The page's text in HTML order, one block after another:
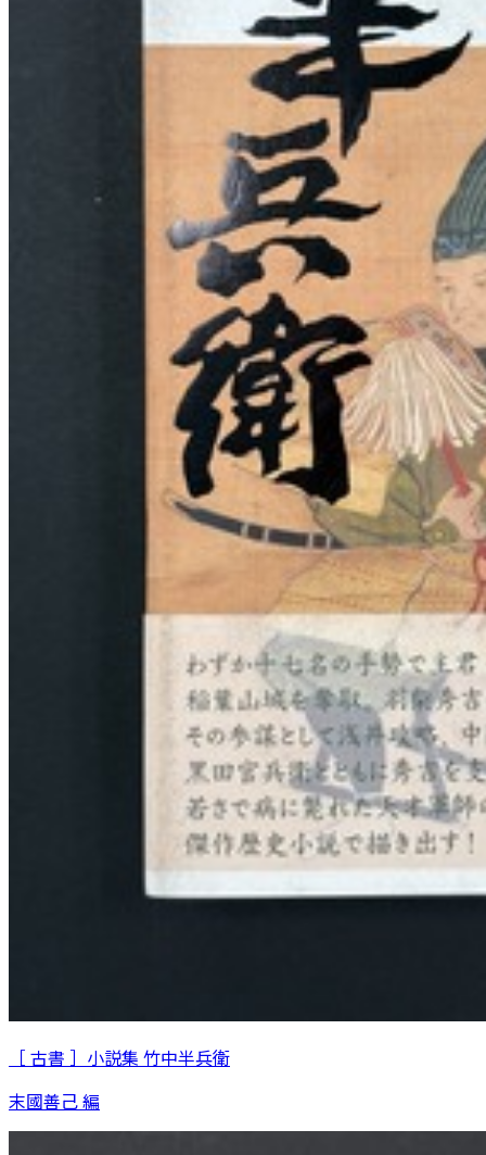
［ 古書 ］小説集 竹中半兵衛
末國善己 編